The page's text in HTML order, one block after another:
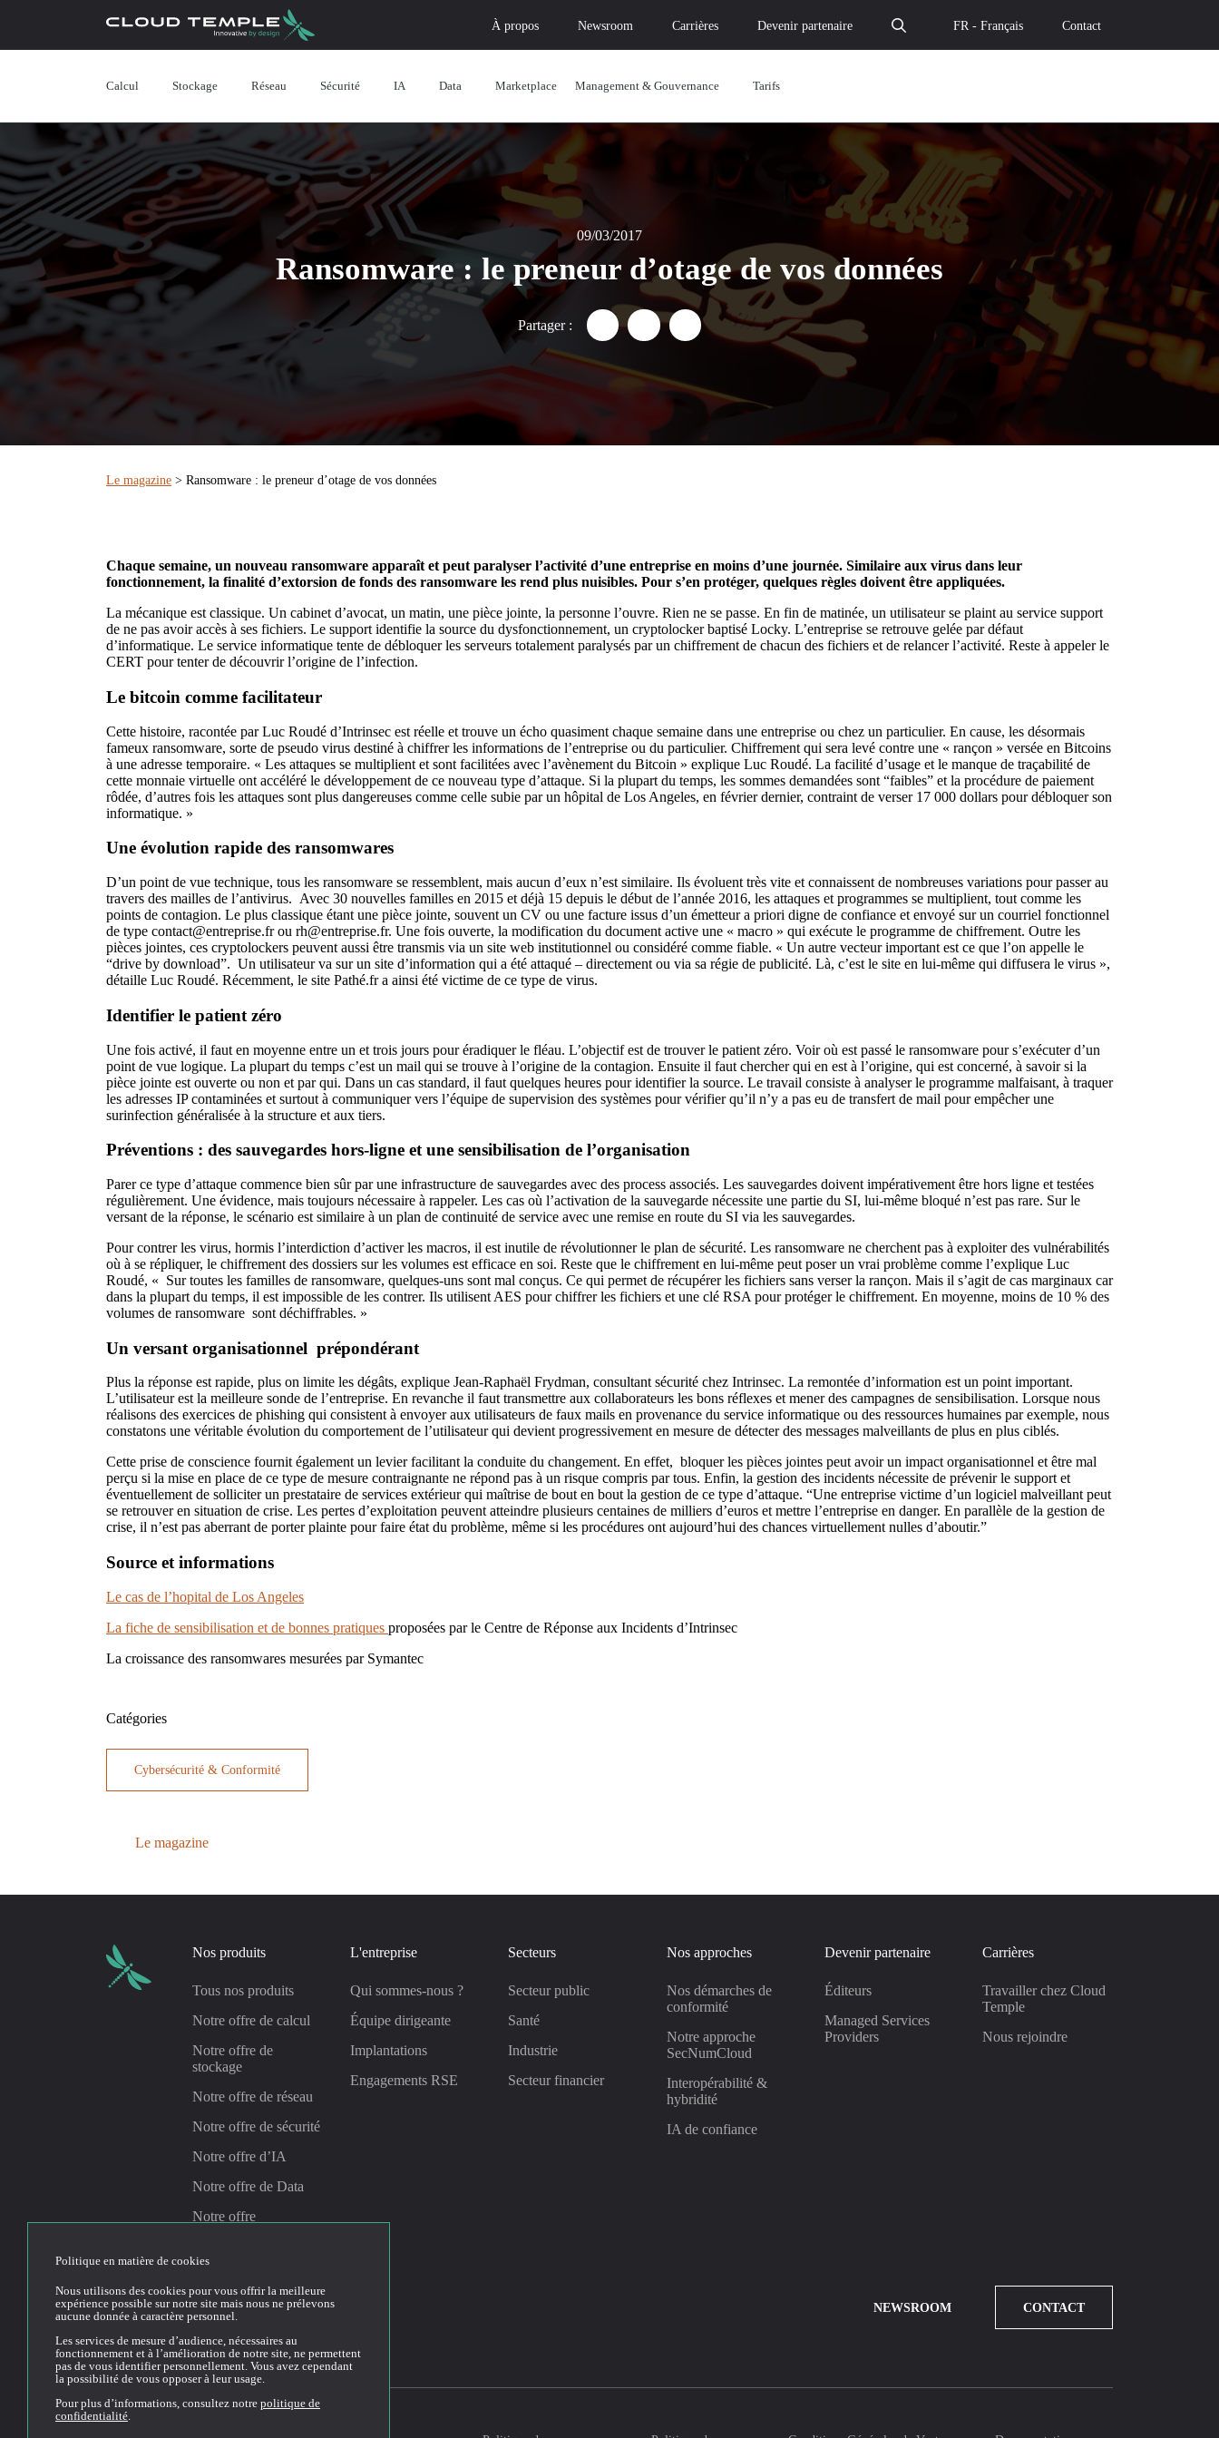
À propos Newsroom Carrières Devenir partenaire FR - Français Contact
Calcul Stockage Réseau Sécurité IA Data Marketplace Management & Gouvernance Tarifs
09/03/2017
Ransomware : le preneur d’otage de vos données
Partager : Partager "Ransomware : le preneur d’otage de vos données – Le cloud de confiance"
Partager "Ransomware : le preneur d’otage de vos données – Le cloud de
Partager "Ransomware : le preneur d’otage de vos données – Le cloud de
Le magazine > Ransomware : le preneur d’otage de vos données
Chaque semaine, un nouveau ransomware apparaît et peut paralyser l’activité d’une entreprise en moins d’une journée. Similaire aux virus dans leur
fonctionnement, la finalité d’extorsion de fonds des ransomware les rend plus nuisibles. Pour s’en protéger, quelques règles doivent être appliquées.
La mécanique est classique. Un cabinet d’avocat, un matin, une pièce jointe, la personne l’ouvre. Rien ne se passe. En fin de matinée, un utilisateur se plaint au service support
de ne pas avoir accès à ses fichiers. Le support identifie la source du dysfonctionnement, un cryptolocker baptisé Locky. L’entreprise se retrouve gelée par défaut
d’informatique. Le service informatique tente de débloquer les serveurs totalement paralysés par un chiffrement de chacun des fichiers et de relancer l’activité. Reste à appeler le
CERT pour tenter de découvrir l’origine de l’infection.
Le bitcoin comme facilitateur
Cette histoire, racontée par Luc Roudé d’Intrinsec est réelle et trouve un écho quasiment chaque semaine dans une entreprise ou chez un particulier. En cause, les désormais
fameux ransomware, sorte de pseudo virus destiné à chiffrer les informations de l’entreprise ou du particulier. Chiffrement qui sera levé contre une « rançon » versée en Bitcoins
à une adresse temporaire. « Les attaques se multiplient et sont facilitées avec l’avènement du Bitcoin » explique Luc Roudé. La facilité d’usage et le manque de traçabilité de
cette monnaie virtuelle ont accéléré le développement de ce nouveau type d’attaque. Si la plupart du temps, les sommes demandées sont “faibles” et la procédure de paiement
rôdée, d’autres fois les attaques sont plus dangereuses comme celle subie par un hôpital de Los Angeles, en février dernier, contraint de verser 17 000 dollars pour débloquer son
informatique. »
Une évolution rapide des ransomwares
D’un point de vue technique, tous les ransomware se ressemblent, mais aucun d’eux n’est similaire. Ils évoluent très vite et connaissent de nombreuses variations pour passer au
travers des mailles de l’antivirus. Avec 30 nouvelles familles en 2015 et déjà 15 depuis le début de l’année 2016, les attaques et programmes se multiplient, tout comme les
points de contagion. Le plus classique étant une pièce jointe, souvent un CV ou une facture issus d’un émetteur a priori digne de confiance et envoyé sur un courriel fonctionnel
de type contact@entreprise.fr ou rh@entreprise.fr. Une fois ouverte, la modification du document active une « macro » qui exécute le programme de chiffrement. Outre les
pièces jointes, ces cryptolockers peuvent aussi être transmis via un site web institutionnel ou considéré comme fiable. « Un autre vecteur important est ce que l’on appelle le
“drive by download”. Un utilisateur va sur un site d’information qui a été attaqué – directement ou via sa régie de publicité. Là, c’est le site en lui-même qui diffusera le virus »,
détaille Luc Roudé. Récemment, le site Pathé.fr a ainsi été victime de ce type de virus.
Identifier le patient zéro
Une fois activé, il faut en moyenne entre un et trois jours pour éradiquer le fléau. L’objectif est de trouver le patient zéro. Voir où est passé le ransomware pour s’exécuter d’un
point de vue logique. La plupart du temps c’est un mail qui se trouve à l’origine de la contagion. Ensuite il faut chercher qui en est à l’origine, qui est concerné, à savoir si la
pièce jointe est ouverte ou non et par qui. Dans un cas standard, il faut quelques heures pour identifier la source. Le travail consiste à analyser le programme malfaisant, à traquer
les adresses IP contaminées et surtout à communiquer vers l’équipe de supervision des systèmes pour vérifier qu’il n’y a pas eu de transfert de mail pour empêcher une
surinfection généralisée à la structure et aux tiers.
Préventions : des sauvegardes hors-ligne et une sensibilisation de l’organisation
Parer ce type d’attaque commence bien sûr par une infrastructure de sauvegardes avec des process associés. Les sauvegardes doivent impérativement être hors ligne et testées
régulièrement. Une évidence, mais toujours nécessaire à rappeler. Les cas où l’activation de la sauvegarde nécessite une partie du SI, lui-même bloqué n’est pas rare. Sur le
versant de la réponse, le scénario est similaire à un plan de continuité de service avec une remise en route du SI via les sauvegardes.
Pour contrer les virus, hormis l’interdiction d’activer les macros, il est inutile de révolutionner le plan de sécurité. Les ransomware ne cherchent pas à exploiter des vulnérabilités
où à se répliquer, le chiffrement des dossiers sur les volumes est efficace en soi. Reste que le chiffrement en lui-même peut poser un vrai problème comme l’explique Luc
Roudé, « Sur toutes les familles de ransomware, quelques-uns sont mal conçus. Ce qui permet de récupérer les fichiers sans verser la rançon. Mais il s’agit de cas marginaux car
dans la plupart du temps, il est impossible de les contrer. Ils utilisent AES pour chiffrer les fichiers et une clé RSA pour protéger le chiffrement. En moyenne, moins de 10 % des
volumes de ransomware sont déchiffrables. »
Un versant organisationnel prépondérant
Plus la réponse est rapide, plus on limite les dégâts, explique Jean-Raphaël Frydman, consultant sécurité chez Intrinsec. La remontée d’information est un point important.
L’utilisateur est la meilleure sonde de l’entreprise. En revanche il faut transmettre aux collaborateurs les bons réflexes et mener des campagnes de sensibilisation. Lorsque nous
réalisons des exercices de phishing qui consistent à envoyer aux utilisateurs de faux mails en provenance du service informatique ou des ressources humaines par exemple, nous
constatons une véritable évolution du comportement de l’utilisateur qui devient progressivement en mesure de détecter des messages malveillants de plus en plus ciblés.
Cette prise de conscience fournit également un levier facilitant la conduite du changement. En effet, bloquer les pièces jointes peut avoir un impact organisationnel et être mal
perçu si la mise en place de ce type de mesure contraignante ne répond pas à un risque compris par tous. Enfin, la gestion des incidents nécessite de prévenir le support et
éventuellement de solliciter un prestataire de services extérieur qui maîtrise de bout en bout la gestion de ce type d’attaque. “Une entreprise victime d’un logiciel malveillant peut
se retrouver en situation de crise. Les pertes d’exploitation peuvent atteindre plusieurs centaines de milliers d’euros et mettre l’entreprise en danger. En parallèle de la gestion de
crise, il n’est pas aberrant de porter plainte pour faire état du problème, même si les procédures ont aujourd’hui des chances virtuellement nulles d’aboutir.”
Source et informations
Le cas de l’hopital de Los Angeles
La fiche de sensibilisation et de bonnes pratiques proposées par le Centre de Réponse aux Incidents d’Intrinsec
La croissance des ransomwares mesurées par Symantec
Catégories
Cybersécurité & Conformité
Le magazine
Nos produits
Tous nos produits
Notre offre de calcul
Notre offre de
stockage
Notre offre de réseau
Notre offre de sécurité
Notre offre d’IA
Notre offre de Data
Notre offre
L'entreprise
Qui sommes-nous ?
Équipe dirigeante
Implantations
Engagements RSE
Secteurs
Secteur public
Santé
Industrie
Secteur financier
Nos approches
Nos démarches de
conformité
Notre approche
SecNumCloud
Interopérabilité &
hybridité
IA de confiance
Devenir partenaire
Éditeurs
Managed Services
Providers
Carrières
Travailler chez Cloud
Temple
Nous rejoindre
LinkedinYoutube NEWSROOM CONTACT
Politique en matière de cookies
Nous utilisons des cookies pour vous offrir la meilleure
expérience possible sur notre site mais nous ne prélevons
aucune donnée à caractère personnel.
Les services de mesure d’audience, nécessaires au
fonctionnement et à l’amélioration de notre site, ne permettent
pas de vous identifier personnellement. Vous avez cependant
la possibilité de vous opposer à leur usage.
Pour plus d’informations, consultez notre politique de
confidentialité.